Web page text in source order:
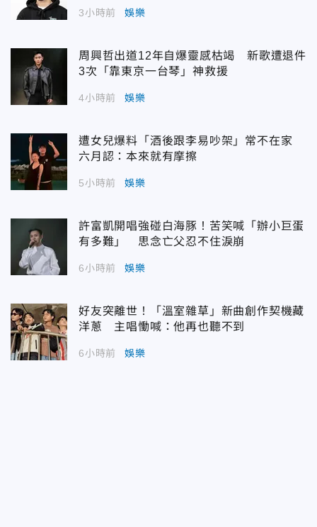
3小時前 娛樂
周興哲出道12年自爆靈感枯竭 新歌遭退件
3次「靠東京一台琴」神救援
4小時前 娛樂
遭女兒爆料「酒後跟李易吵架」常不在家
六月認：本來就有摩擦
5小時前 娛樂
許富凱開唱強碰白海豚！苦笑喊「辦小巨蛋
有多難」 思念亡父忍不住淚崩
6小時前 娛樂
好友突離世！「溫室雜草」新曲創作契機藏
洋蔥 主唱慟喊：他再也聽不到
6小時前 娛樂